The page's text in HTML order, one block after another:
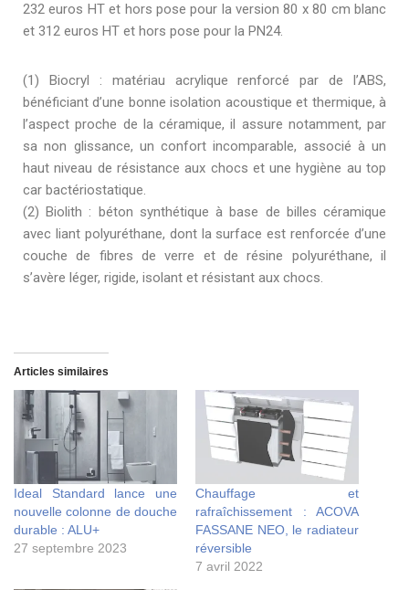
232 euros HT et hors pose pour la version 80 x 80 cm blanc
et 312 euros HT et hors pose pour la PN24.
(1) Biocryl : matériau acrylique renforcé par de l’ABS,
bénéficiant d’une bonne isolation acoustique et thermique, à
l’aspect proche de la céramique, il assure notamment, par
sa non glissance, un confort incomparable, associé à un
haut niveau de résistance aux chocs et une hygiène au top
car bactériostatique.
(2) Biolith : béton synthétique à base de billes céramique
avec liant polyuréthane, dont la surface est renforcée d’une
couche de fibres de verre et de résine polyuréthane, il
s’avère léger, rigide, isolant et résistant aux chocs.
Articles similaires
Ideal Standard lance une
nouvelle colonne de douche
durable : ALU+
27 septembre 2023
Chauffage et
rafraîchissement : ACOVA
FASSANE NEO, le radiateur
réversible
7 avril 2022